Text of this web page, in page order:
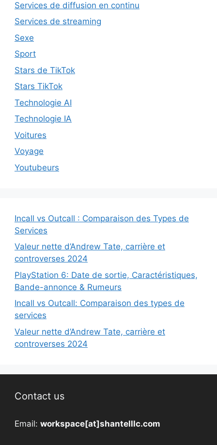
Services de diffusion en continu
Services de streaming
Sexe
Sport
Stars de TikTok
Stars TikTok
Technologie AI
Technologie IA
Voitures
Voyage
Youtubeurs
Incall vs Outcall : Comparaison des Types de
Services
Valeur nette d’Andrew Tate, carrière et
controverses 2024
PlayStation 6: Date de sortie, Caractéristiques,
Bande-annonce & Rumeurs
Incall vs Outcall: Comparaison des types de
services
Valeur nette d’Andrew Tate, carrière et
controverses 2024
Contact us
Email: workspace[at]shantelllc.com